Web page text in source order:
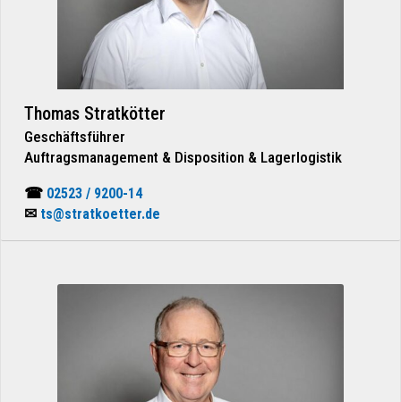
Thomas Stratkötter
Geschäftsführer
Auftragsmanagement & Disposition & Lagerlogistik
☎ 02523 / 9200-14
✉ ts@stratkoetter.de